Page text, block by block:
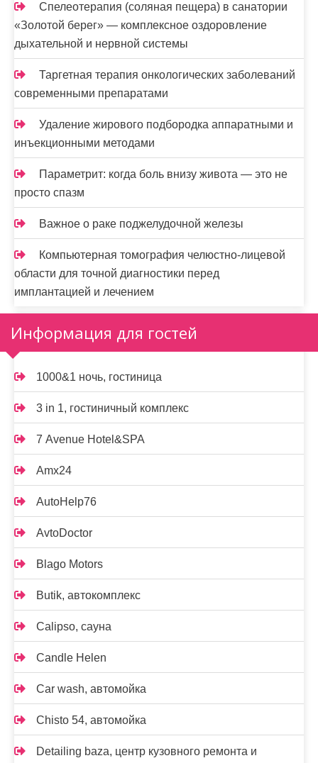
Спелеотерапия (соляная пещера) в санатории
«Золотой берег» — комплексное оздоровление
дыхательной и нервной системы
Таргетная терапия онкологических заболеваний
современными препаратами
Удаление жирового подбородка аппаратными и
инъекционными методами
Параметрит: когда боль внизу живота — это не
просто спазм
Важное о раке поджелудочной железы
Компьютерная томография челюстно-лицевой
области для точной диагностики перед
имплантацией и лечением
Информация для гостей
1000&1 ночь, гостиница
3 in 1, гостиничный комплекс
7 Avenue Hotel&SPA
Amx24
AutoHelp76
AvtoDoctor
Blago Motors
Butik, автокомплекс
Calipso, сауна
Candle Helen
Car wash, автомойка
Chisto 54, автомойка
Detailing baza, центр кузовного ремонта и